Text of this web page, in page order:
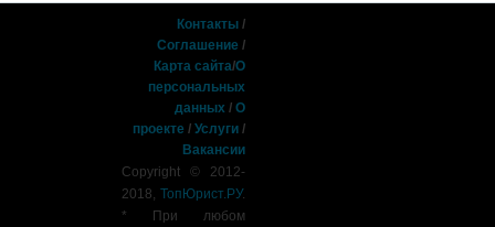
Контакты /
Соглашение /
Карта сайта/О
персональных
данных /О
проекте /Услуги /
Вакансии
Copyright © 2012-
2018,ТопЮрист.РУ.
* При любом